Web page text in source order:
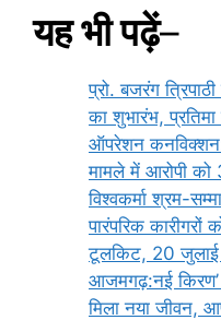
यह भी पढ़ें–
प्रो. बजरंग
का शुभारंभ,
ऑपरेशन
मामले में आरोपी को
विश्वकर्मा श्रम-
पारंपरिक
टूलकिट, 20
आजमगढ़:नई किरण’
मिला नया जीवन,